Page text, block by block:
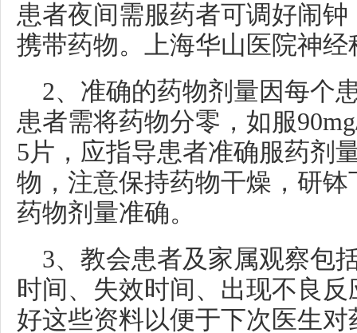
患者夜间需服药者可调好闹
携带药物。上海华山医院神经
2、准确的药物剂量因每个
患者需将药物分零，如服
5片，应指导患者准确服药剂
物，注意保持药物干燥，研
药物剂量准确。
3、教会患者及家属观察包
时间、失效时间、出现不良
好这些资料以便于下次医生